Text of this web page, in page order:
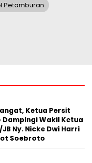
Petamburan
Ketua Persit
Dampingi Wakil Ketua
Ny. Nicke Dwi Harri
Soebroto